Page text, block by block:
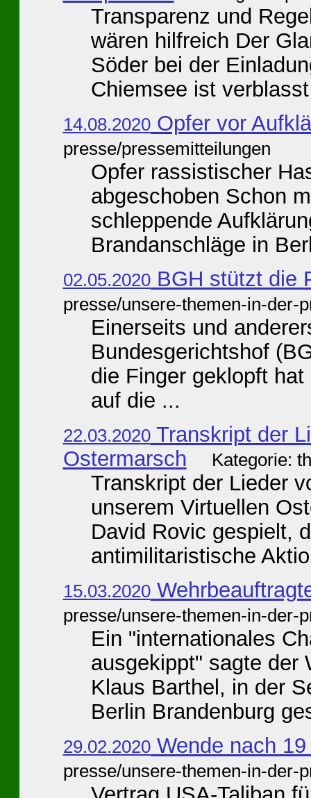
Transparenz und
wären hilfreich Der
Söder bei der
Chiemsee ist
14.08.2020Opfer vor
presse/pressemitteilungen
Opfer rassistischer
abgeschoben Schon
schleppende
Brandanschläge in
02.05.2020BGH stützt die
presse/unsere-themen-in-der-
Einerseits und
Bundesgerichtshof
die Finger geklopft
auf die ...
22.03.2020Transkript der
Ostermarsch
Kategorie:
Transkript der Lieder
unserem Virtuellen
David Rovic gespielt,
antimilitaristische
15.03.2020
presse/unsere-themen-in-der-
Ein "internationales
ausgekippt" sagte der
Klaus Barthel, in der
Berlin Brandenburg
29.02.2020Wende nach 19
presse/unsere-themen-in-der-